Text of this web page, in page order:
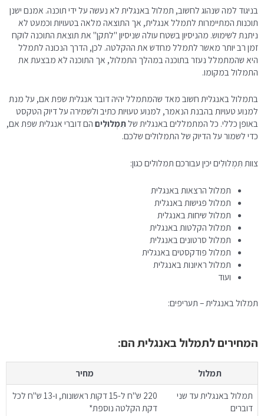
בניגוד למה שנהוג לחשוב, תמלול באנגלית לא נעשה על ידי תוכנה. אמנם ישנן
תוכנות המתיימרות לתמלל אנגלית, אך התוצאה מלאה בטעויות וכמעט לא
ניתנת לשימוש. מהניסיון בשטח עולה שניסיון "לתקן" את תוצאת התוכנה לוקח
זמן רב יותר מאשר לתמלל מחדש את ההקלטה. לכן, הדרך הנכונה לתמלל
היא שהמתמלל נעזר בתוכנה במהלך התמלול, אך התוכנה לא מבצעת את
התמלול במקומו.
בתמלול באנגלית חשוב מאד שהמתמלל יהיה דובר אנגלית שפת אם, על מנת
למנוע טעויות בהבנת הנאמר, למנוע טעויות כתיב ולשמירה על דיוק הטקסט
באופן כללי. כל המתמללים באנגלית שלתִּמְלוּלִיםהם דוברי אנגלית שפת אם,
כדי לשמור על הדיוק של התמלולים שלכם.
צוות תִּמְלוּלִים יכין עבורכם תמלולים כגון:
תמלול הרצאות באנגלית
תמלול פגישות באנגלית
תמלול שיחות באנגלית
תמלול הקלטות באנגלית
תמלול סרטונים באנגלית
תמלול פודקסטים באנגלית
תמלול ראיונות באנגלית
ועוד
תמלול באנגלית – תעריפים:
המחירים לתמלול באנגלית הם:
תמלול
מחיר
תמלול באנגלית עד שני
דוברים
220 ש"ח ל-15 דקות ראשונות, ו-13 ש"ח לכל
דקת הקלטה נוספת*